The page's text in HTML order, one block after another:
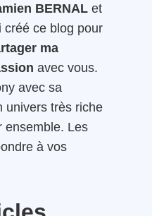
BERNAL et
créé ce blog pour
ma
avec vous.
avec sa
univers très riche
ensemble. Les
à vos